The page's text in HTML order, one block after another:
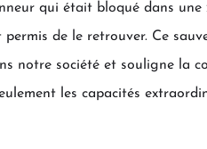
qui était bloqué dans une
permis de le retrouver. Ce
notre société et souligne la
les capacités